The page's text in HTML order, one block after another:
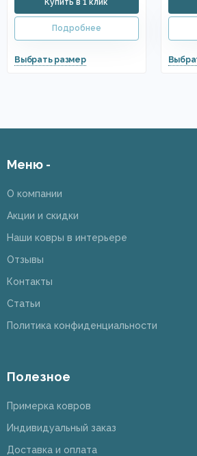
Меню -
О компании
Акции и скидки
Наши ковры в интерьере
Отзывы
Контакты
Статьи
Политика конфиденциальности
Полезное
Примерка ковров
Индивидуальный заказ
Доставка и оплата